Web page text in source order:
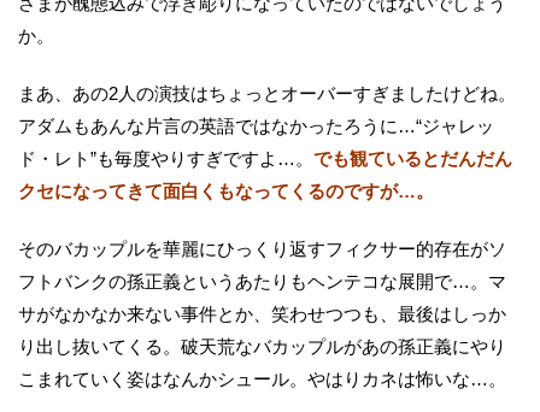
か。
まあ、あの2人の演技はちょっとオーバーすぎましたけどね。
アダムもあんな片言の英語ではなかったろうに…“ジャレッ
ド・レト”も毎度やりすぎですよ…。 でも観ているとだんだん
クセになってきて面白くもなってくるのですが…。
そのバカップルを華麗にひっくり返すフィクサー的存在がソ
フトバンクの孫正義というあたりもヘンテコな展開で…。マ
サがなかなか来ない事件とか、笑わせつつも、最後はしっか
り出し抜いてくる。破天荒なバカップルがあの孫正義にやり
こまれていく姿はなんかシュール。やはりカネは怖いな…。